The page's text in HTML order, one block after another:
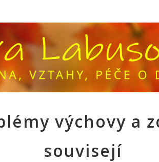
výchovy a
souvisejí